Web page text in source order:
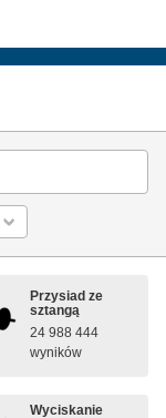
Przysiad ze
sztangą
24 988 444
wyników
Wyciskanie